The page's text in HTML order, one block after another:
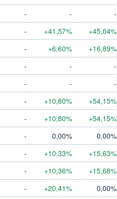
- -
-
- +41,57%
+45,04%
- +6,60%
+16,89%
- -
-
- -
-
- +10,80%
+54,15%
- +10,80%
+54,15%
- 0,00%
0,00%
- +10,33%
+15,63%
- +10,36%
+15,68%
- +20,41%
0,00%